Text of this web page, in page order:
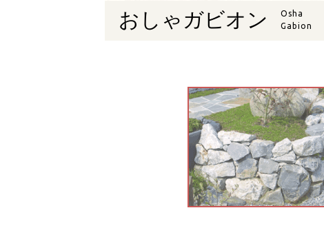
おしゃガビオン
Osha
Gabion